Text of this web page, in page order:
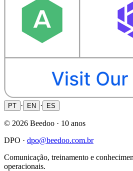
PT · EN · ES
© 2026 Beedoo · 10 anos
DPO · dpo@beedoo.com.br
Comunicação, treinamento e
operacionais.